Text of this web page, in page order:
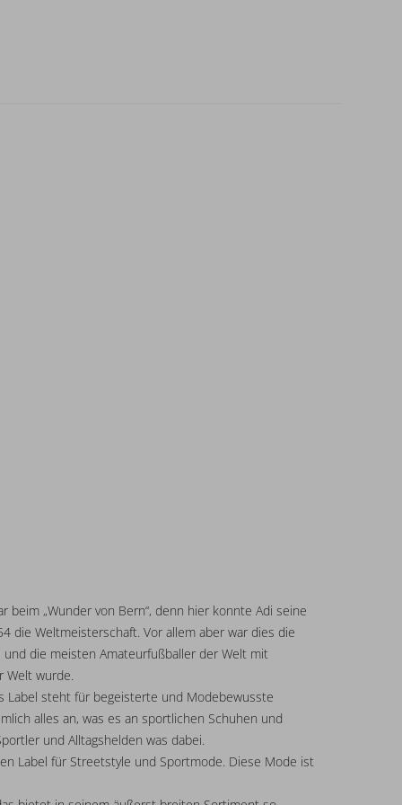
„Wunder von Bern“, denn hier konnte Adi seine
die Weltmeisterschaft. Vor allem aber war dies die
und die meisten Amateurfußballer der Welt mit
Welt wurde.
Label steht für begeisterte und Modebewusste
alles an, was es an sportlichen Schuhen und
und Alltagshelden was dabei.
Label für Streetstyle und Sportmode. Diese Mode ist